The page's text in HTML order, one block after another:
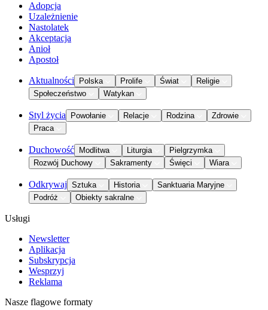
Adopcja
Uzależnienie
Nastolatek
Akceptacja
Anioł
Apostoł
Aktualności Polska Prolife Świat
Religie
Społeczeństwo
Watykan
Styl życia Powołanie Relacje Rodzina
Zdrowie
Praca
Duchowość Modlitwa Liturgia
Pielgrzymka
Rozwój Duchowy
Sakramenty Święci Wiara
Odkrywaj Sztuka Historia
Sanktuaria Maryjne
Podróż
Obiekty sakralne
Usługi
Newsletter
Aplikacja
Subskrypcja
Wesprzyj
Reklama
Nasze flagowe formaty